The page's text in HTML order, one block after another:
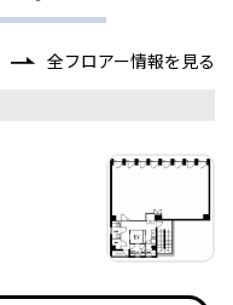
全フロアー情報を見る